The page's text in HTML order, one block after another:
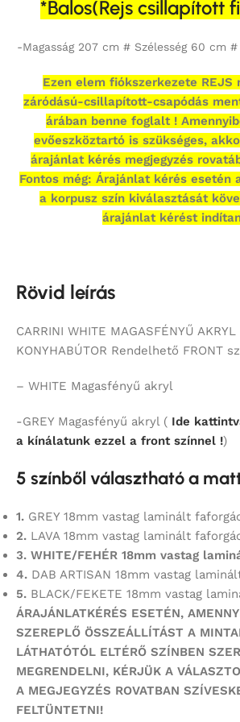
*Balos(Rejs csillapított
-Magasság 207 cm # Szélesség 60 cm
Ezen elem fiókszerkezete REJS
záródású-csillapított-csapódás
árában benne foglalt !
evőeszköztartó is szükséges,
árajánlat kérés megjegyzés
Fontos még: Árajánlat kérés esetén
a korpusz szín kiválasztását
árajánlat kérést
Rövid leírás
CARRINI WHITE MAGASFÉNYŰ
KONYHABÚTOR Rendelhető FRONT
– WHITE Magasfényű akryl
-GREY Magasfényű akryl ( Ide
a kínálatunk ezzel a front színnel !)
5 színből választható a
1. GREY 18mm vastag laminált
2. LAVA 18mm vastag laminált
3. WHITE/FEHÉR 18mm vastag
4. DAB ARTISAN 18mm vastag
5. BLACK/FEKETE 18mm vastag
ÁRAJÁNLATKÉRÉS ESETÉN,
SZEREPLŐ ÖSSZEÁLLÍTÁST A
LÁTHATÓTÓL ELTÉRŐ SZÍNBEN
MEGRENDELNI, KÉRJÜK A
A MEGJEGYZÉS ROVATBAN
FELTÜNTETNI!